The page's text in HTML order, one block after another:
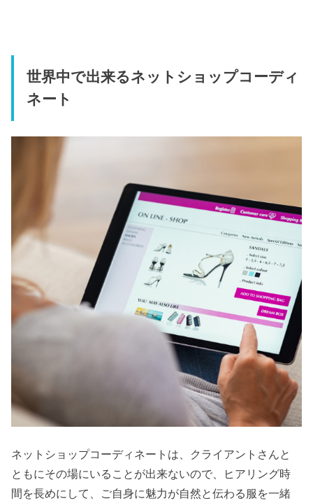
世界中で出来るネットショップコーディ
ネート
ネットショップコーディネートは、クライアントさんと
ともにその場にいることが出来ないので、ヒアリング時
間を長めにして、ご自身に魅力が自然と伝わる服を一緒